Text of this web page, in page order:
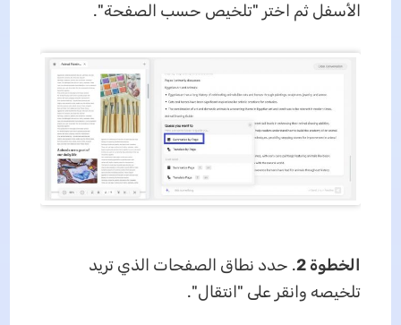
الأسفل ثم اختر "تلخيص حسب الصفحة".
الخطوة 2
. حدد نطاق الصفحات الذي تريد
تلخيصه وانقر على "انتقال".